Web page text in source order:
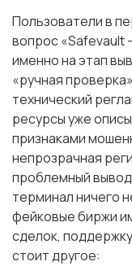
Пользователи в
вопрос «Safevault
именно на этап
«ручная
технический
ресурсы уже
признаками
непрозрачная
проблемный
терминал ничего
фейковые биржи
сделок,
стоит другое: